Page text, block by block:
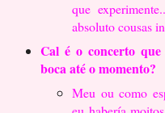
que
absoluto cousas
Cal é o concerto
boca até o momento?
Meu ou como